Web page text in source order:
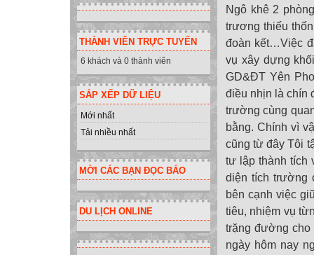
THÀNH VIÊN TRỰC TUYẾN
6 khách và 0 thành viên
SẮP XẾP DỮ LIỆU
Mới nhất
Tải nhiều nhất
MỜI CÁC BẠN ĐỌC BÁO
DU LỊCH ONLINE
Ngô khê 2
trương thiếu
đoàn kết…Việc
vụ xây dựng
GD&ĐT Yên
điều nhịn là chín
trường cùng
bằng. Chính vì
cũng từ đây Tôi
tư lập thành tích
diện tích trường
bên cạnh việc
tiêu, nhiệm vụ
trặng đường
ngày hôm nay